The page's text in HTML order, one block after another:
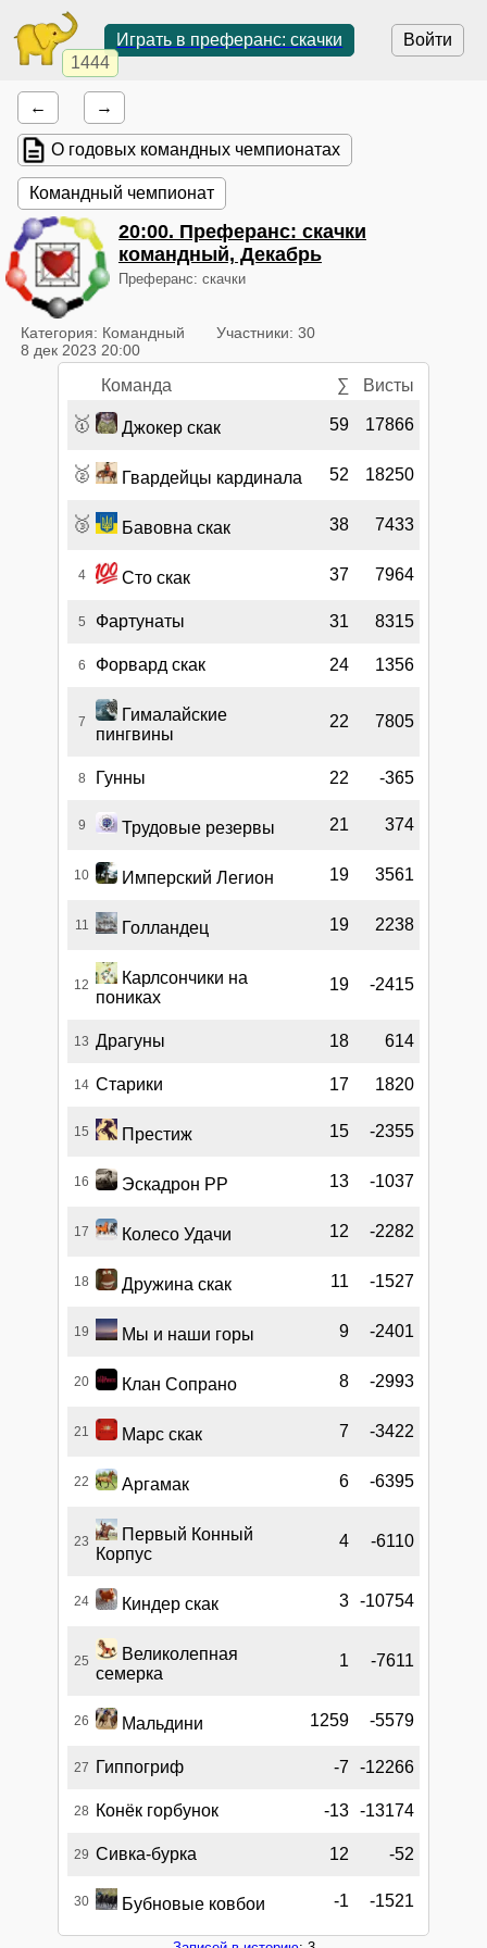
1444
Войти
Играть в преферанс: скачки
← →
О годовых командных чемпионатах
Командный чемпионат
20:00. Преферанс: скачки
командный, Декабрь
Преферанс: скачки
Категория: Командный
Участники: 30
8 дек 2023 20:00
Команда ∑ Висты
🥇 Джокер скак 59 17866
🥈 Гвардейцы кардинала 52 18250
🥉 Бавовна скак 38 7433
4 Сто скак 37 7964
5 Фартунаты 31 8315
6 Форвард скак 24 1356
7
Гималайские
пингвины
22 7805
8 Гунны 22 -365
9 Трудовые резервы 21 374
10 Имперский Легион 19 3561
11 Голландец 19 2238
12
Карлсончики на
пониках
19 -2415
13 Драгуны 18 614
14 Старики 17 1820
15 Престиж 15 -2355
16 Эскадрон РР 13 -1037
17 Колесо Удачи 12 -2282
18 Дружина скак 11 -1527
19 Мы и наши горы 9 -2401
20 Клан Сопрано 8 -2993
21 Марс скак 7 -3422
22 Аргамак 6 -6395
23
Первый Конный
Корпус
4 -6110
24 Киндер скак 3 -10754
25
Великолепная
семерка
1 -7611
26 Мальдини 1259 -5579
27 Гиппогриф -7 -12266
28 Конёк горбунок -13 -13174
29 Сивка-бурка 12 -52
30 Бубновые ковбои -1 -1521